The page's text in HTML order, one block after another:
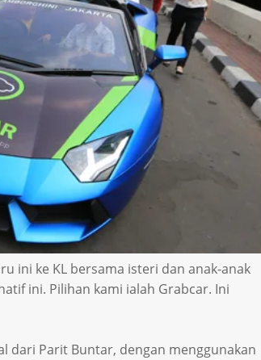
ini ke KL bersama isteri dan anak-anak
ini. Pilihan kami ialah Grabcar. Ini
dari Parit Buntar, dengan menggunakan